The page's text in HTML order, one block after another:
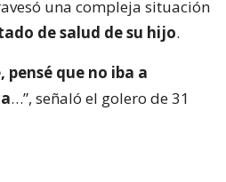
una compleja situación
de salud de su hijo.
que no iba a
…”, señaló el golero de 31